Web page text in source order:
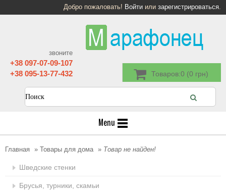
Добро пожаловать! Войти или зарегистрироваться.
Товаров:0 (0 грн)
звоните
+38 097-07-09-107
+38 095-13-77-432
Menu
Главная » Товары для дома » Товар не найден!
Шведские стенки
Брусья, турники, скамьи